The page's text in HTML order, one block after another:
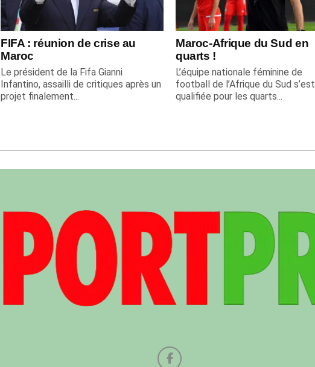
FIFA : réunion de crise au
Maroc
Le président de la Fifa Gianni
Infantino, assailli de critiques après un
projet finalement...
Maroc-Afrique du Sud en
quarts !
L’équipe nationale féminine de
football de l’Afrique du Sud s’est
qualifiée pour les quarts...